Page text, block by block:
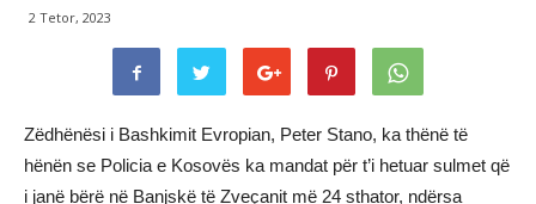
2 Tetor, 2023
Zëdhënësi i Bashkimit Evropian, Peter Stano, ka thënë të
hënën se Policia e Kosovës ka mandat për t’i hetuar sulmet që
i janë bërë në Banjskë të Zveçanit më 24 sthator, ndërsa